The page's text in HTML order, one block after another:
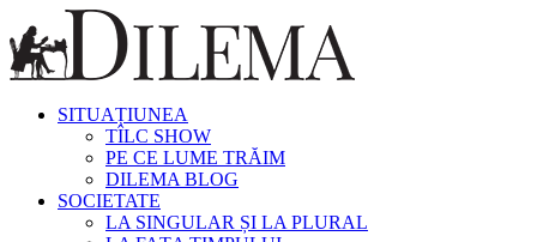
SITUAȚIUNEA
TÎLC SHOW
PE CE LUME TRĂIM
DILEMA BLOG
SOCIETATE
LA SINGULAR ȘI LA PLURAL